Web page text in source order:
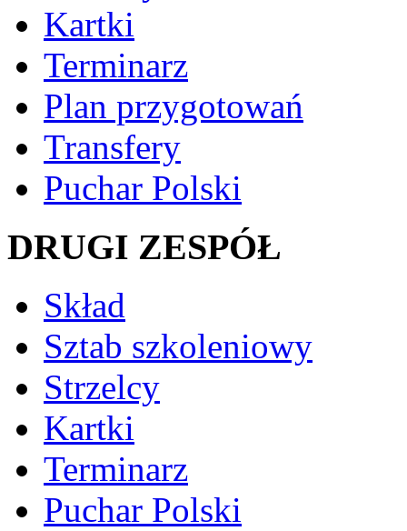
Kartki
Terminarz
Plan przygotowań
Transfery
Puchar Polski
DRUGI ZESPÓŁ
Skład
Sztab szkoleniowy
Strzelcy
Kartki
Terminarz
Puchar Polski